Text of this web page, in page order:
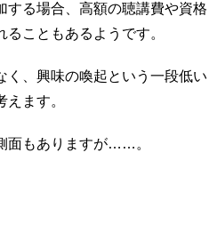
る場合、高額の聴講費や資格
こともあるようです。
、興味の喚起という一段低い
ます。
面もありますが……。